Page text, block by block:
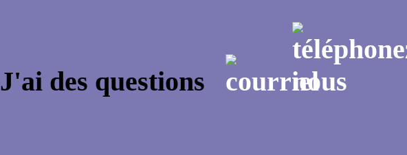
J'ai des questions